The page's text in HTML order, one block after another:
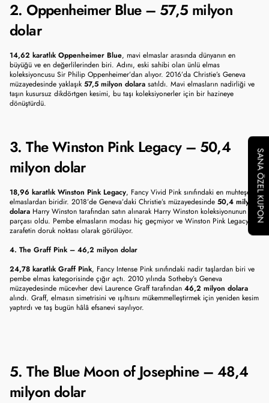
2. Oppenheimer Blue – 57,5 milyon
dolar
14,62 karatlık Oppenheimer Blue, mavi elmaslar arasında dünyanın en
büyüğü ve en değerlilerinden biri. Adını, eski sahibi olan ünlü elmas
koleksiyoncusu Sir Philip Oppenheimer’dan alıyor. 2016’da Christie’s Geneva
müzayedesinde yaklaşık 57,5 milyon dolara satıldı. Mavi elmasların nadirliği ve
taşın kusursuz dikdörtgen kesimi, bu taşı koleksiyonerler için bir hazineye
dönüştürdü.
3. The Winston Pink Legacy – 50,4
milyon dolar
18,96 karatlık Winston Pink Legacy, Fancy Vivid Pink sınıfındaki en muhteşem
elmaslardan biridir. 2018’de Geneva’daki Christie’s müzayedesinde 50,4 milyon
dolara Harry Winston tarafından satın alınarak Harry Winston koleksiyonunun
parçası oldu. Pembe elmasların modası hiç geçmiyor ve Winston Pink Legacy,
zarafetin doruk noktası olarak görülüyor.
4. The Graff Pink – 46,2 milyon dolar
24,78 karatlık Graff Pink, Fancy Intense Pink sınıfındaki nadir taşlardan biri ve
pembe elmas kategorisinde çığır açtı. 2010 yılında Sotheby’s Geneva
müzayedesinde mücevher devi Laurence Graff tarafından 46,2 milyon dolara
alındı. Graff, elmasın simetrisini ve ışıltısını mükemmelleştirmek için yeniden kesim
yaptırdı ve taş bugün hâlâ efsanevi sayılıyor.
5. The Blue Moon of Josephine – 48,4
milyon dolar
SANA ÖZEL KUPON